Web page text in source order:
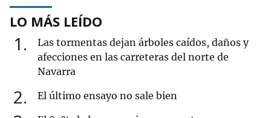
LO MÁS LEÍDO
1
Las tormentas dejan árboles caídos, daños y
afecciones en las carreteras del norte de
Navarra
2 El último ensayo no sale bien